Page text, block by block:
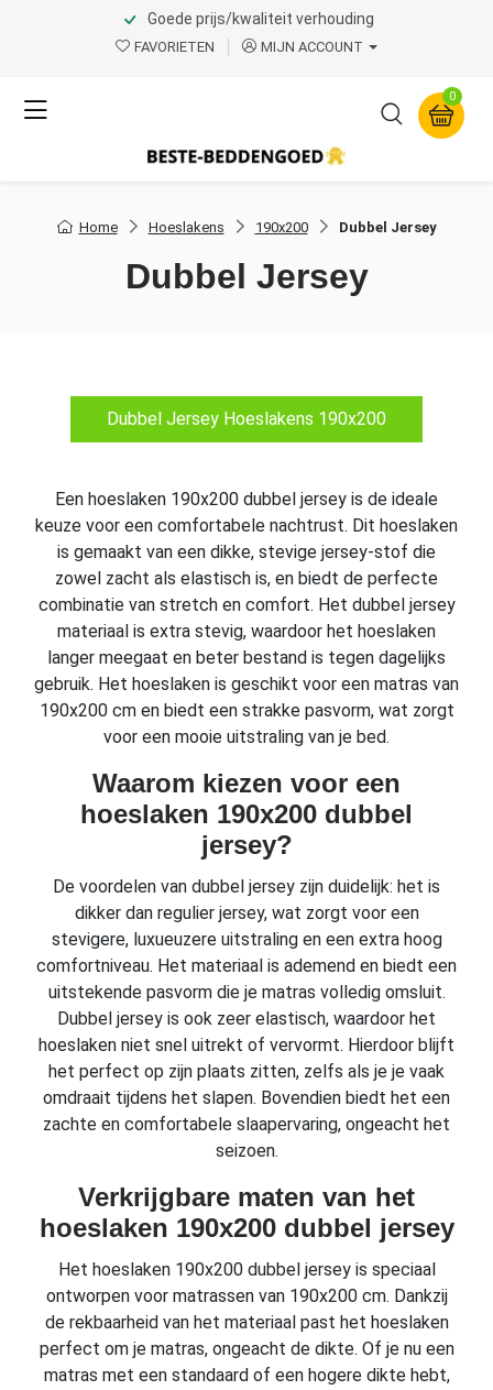
Goede prijs/kwaliteit verhouding
FAVORIETEN MIJN ACCOUNT
0
Home Hoeslakens 190x200 Dubbel Jersey
Dubbel Jersey
Dubbel Jersey Hoeslakens 190x200
Een hoeslaken 190x200 dubbel jersey is de ideale
keuze voor een comfortabele nachtrust. Dit hoeslaken
is gemaakt van een dikke, stevige jersey-stof die
zowel zacht als elastisch is, en biedt de perfecte
combinatie van stretch en comfort. Het dubbel jersey
materiaal is extra stevig, waardoor het hoeslaken
langer meegaat en beter bestand is tegen dagelijks
gebruik. Het hoeslaken is geschikt voor een matras van
190x200 cm en biedt een strakke pasvorm, wat zorgt
voor een mooie uitstraling van je bed.
Waarom kiezen voor een
hoeslaken 190x200 dubbel
jersey?
De voordelen van dubbel jersey zijn duidelijk: het is
dikker dan regulier jersey, wat zorgt voor een
stevigere, luxueuzere uitstraling en een extra hoog
comfortniveau. Het materiaal is ademend en biedt een
uitstekende pasvorm die je matras volledig omsluit.
Dubbel jersey is ook zeer elastisch, waardoor het
hoeslaken niet snel uitrekt of vervormt. Hierdoor blijft
het perfect op zijn plaats zitten, zelfs als je je vaak
omdraait tijdens het slapen. Bovendien biedt het een
zachte en comfortabele slaapervaring, ongeacht het
seizoen.
Verkrijgbare maten van het
hoeslaken 190x200 dubbel jersey
Het hoeslaken 190x200 dubbel jersey is speciaal
ontworpen voor matrassen van 190x200 cm. Dankzij
de rekbaarheid van het materiaal past het hoeslaken
perfect om je matras, ongeacht de dikte. Of je nu een
matras met een standaard of een hogere dikte hebt,